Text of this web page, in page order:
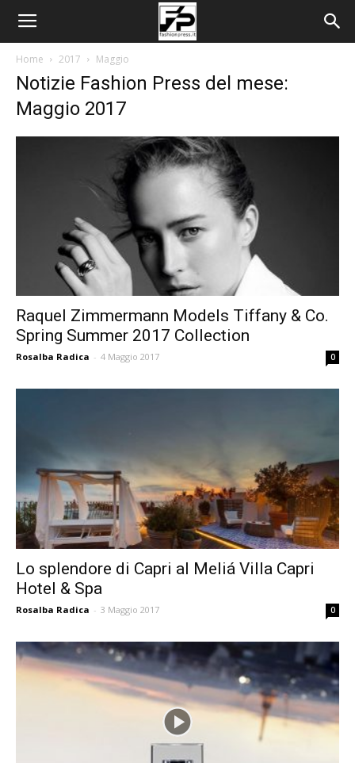
Home 2017 Maggio
Notizie Fashion Press del mese:
Maggio 2017
Raquel Zimmermann Models Tiffany & Co.
Spring Summer 2017 Collection
Rosalba Radica - 4 Maggio 2017 0
Lo splendore di Capri al Meliá Villa Capri
Hotel & Spa
Rosalba Radica - 3 Maggio 2017 0